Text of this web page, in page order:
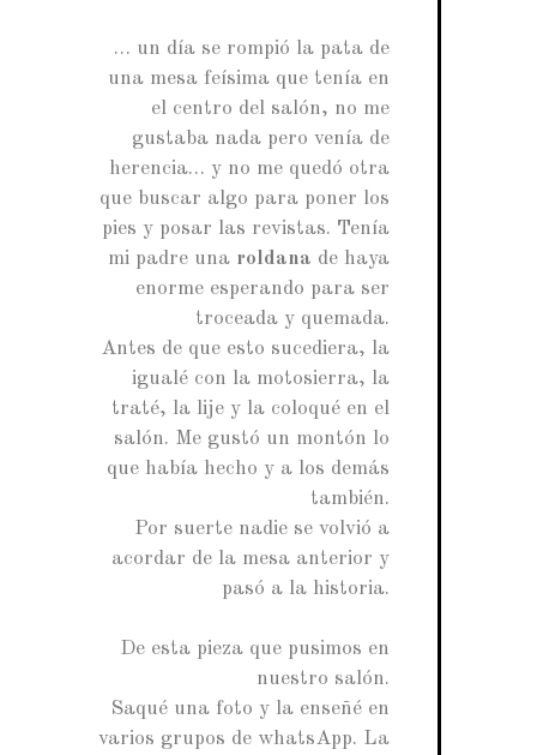
… un día se rompió la pata de
una mesa feísima que tenía en
el centro del salón, no me
gustaba nada pero venía de
herencia… y no me quedó otra
que buscar algo para poner los
pies y posar las revistas. Tenía
mi padre una roldana de haya
enorme esperando para ser
troceada y quemada.
Antes de que esto sucediera, la
igualé con la motosierra, la
traté, la lije y la coloqué en el
salón. Me gustó un montón lo
que había hecho y a los demás
también.
Por suerte nadie se volvió a
acordar de la mesa anterior y
pasó a la historia.
De esta pieza que pusimos en
nuestro salón.
Saqué una foto y la enseñé en
varios grupos de whatsApp. La